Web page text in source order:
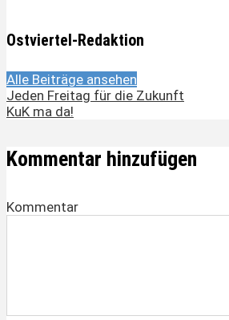
Ostviertel-Redaktion
Alle Beiträge ansehen
Jeden Freitag für die Zukunft
KuK ma da!
Kommentar hinzufügen
Kommentar